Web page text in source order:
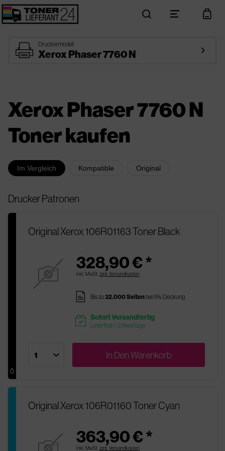
search menu cart
printer Druckermodell
Xerox Phaser 7760 N arrow_right
Xerox Phaser 7760 N
Toner kaufen
Im Vergleich Kompatible Original
Drucker Patronen
Original Xerox 106R01163 Toner Black
328,90 € *
inkl. MwSt. zzgl. Versandkosten
pages Bis zu32.000 Seitenbei 5% Deckung
readytoship Sofort Versandfertig
Lieferfrist 1-3 Werktage
In DenWarenkorb
Original Xerox 106R01160 Toner Cyan
363,90 € *
inkl. MwSt. zzgl. Versandkosten